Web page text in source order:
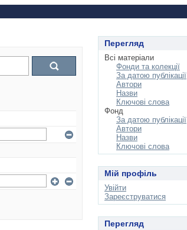
Перегляд
Всі матеріали
Фонди та колекції
За датою публікації
Автори
Назви
Ключові слова
Фонд
За датою публікації
Автори
Назви
Ключові слова
Мій профіль
Увійти
Зареєструватися
Перегляд